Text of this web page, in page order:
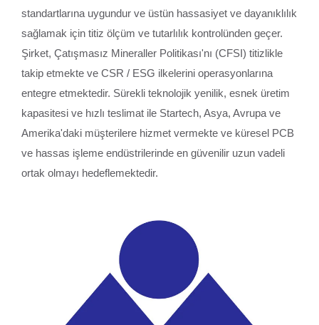
standartlarına uygundur ve üstün hassasiyet ve dayanıklılık
sağlamak için titiz ölçüm ve tutarlılık kontrolünden geçer.
Şirket, Çatışmasız Mineraller Politikası'nı (CFSI) titizlikle
takip etmekte ve CSR / ESG ilkelerini operasyonlarına
entegre etmektedir. Sürekli teknolojik yenilik, esnek üretim
kapasitesi ve hızlı teslimat ile Startech, Asya, Avrupa ve
Amerika'daki müşterilere hizmet vermekte ve küresel PCB
ve hassas işleme endüstrilerinde en güvenilir uzun vadeli
ortak olmayı hedeflemektedir.